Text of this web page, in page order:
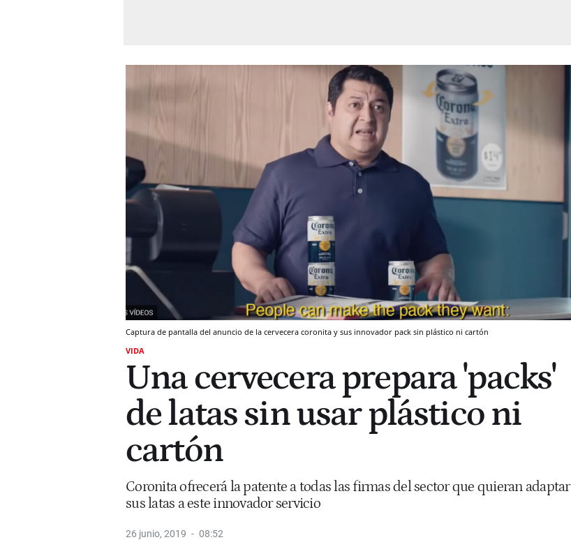
Captura de pantalla del anuncio de la cervecera coronita y sus innovador pack sin plástico ni cartón
VIDA
Una cervecera prepara 'packs'
de latas sin usar plástico ni
cartón
Coronita ofrecerá la patente a todas las firmas del sector que quieran adaptar
sus latas a este innovador servicio
26 junio, 2019 08:52